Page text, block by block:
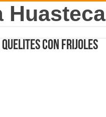
Huasteca
quelites con frijoles